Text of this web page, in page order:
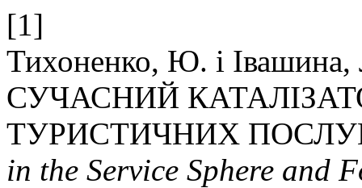
[1]
Тихоненко, Ю. і
СУЧАСНИЙ
ТУРИСТИЧНИХ
in the Service Sphere and